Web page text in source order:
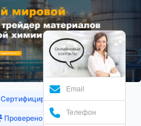
Сертифицированные продукты
Проверено клиентами
Email
Телефон